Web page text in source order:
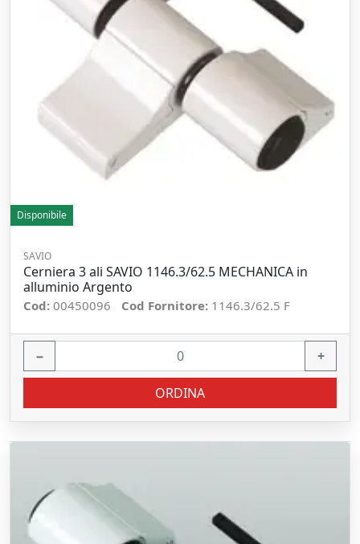
Disponibile
SAVIO
Cerniera 3 ali SAVIO 1146.3/62.5 MECHANICA in
alluminio Argento
Cod: 00450096 Cod Fornitore: 1146.3/62.5 F
− +
ORDINA